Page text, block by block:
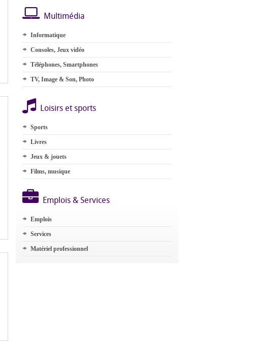
Multimédia
Informatique
Consoles, Jeux vidéo
Téléphones, Smartphones
TV, Image & Son, Photo
Loisirs et sports
Sports
Livres
Jeux & jouets
Films, musique
Emplois & Services
Emplois
Services
Matériel professionnel